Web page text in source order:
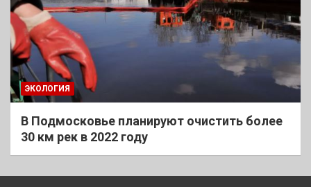
ЭКОЛОГИЯ
В Подмосковье планируют очистить более
30 км рек в 2022 году